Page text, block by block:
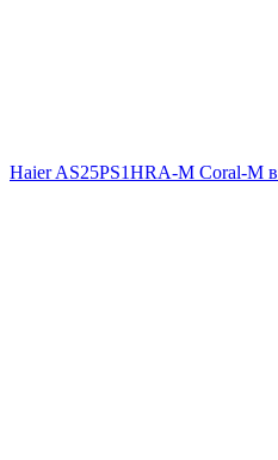
Haier AS25PS1HRA-M Coral-M